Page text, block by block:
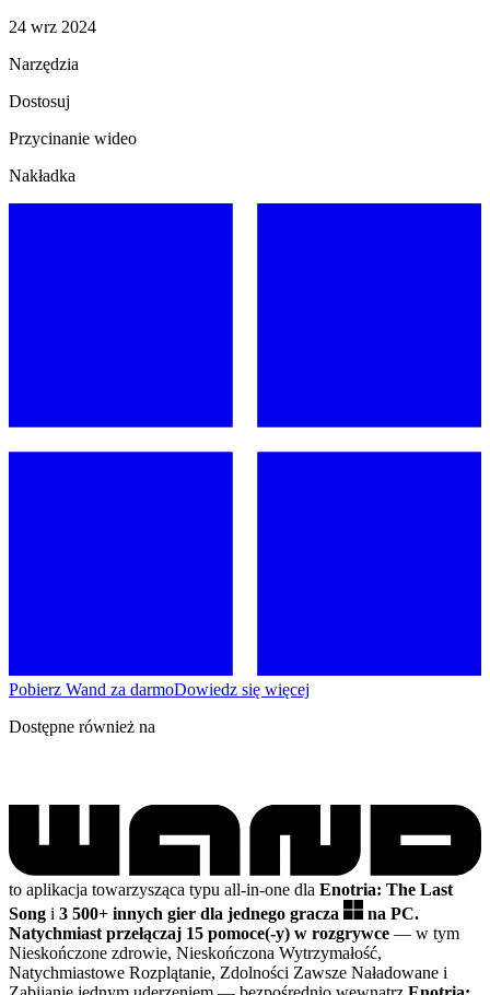
24 wrz 2024
Narzędzia
Dostosuj
Przycinanie wideo
Nakładka
Pobierz Wand za darmoDowiedz się więcej
Dostępne również na
to aplikacja towarzysząca typu all-in-one dla Enotria: The Last
Song i 3 500+ innych gier dla jednego gracza
na PC.
Natychmiast przełączaj 15 pomoce(-y) w rozgrywce — w tym
Nieskończone zdrowie, Nieskończona Wytrzymałość,
Natychmiastowe Rozplątanie, Zdolności Zawsze Naładowane i